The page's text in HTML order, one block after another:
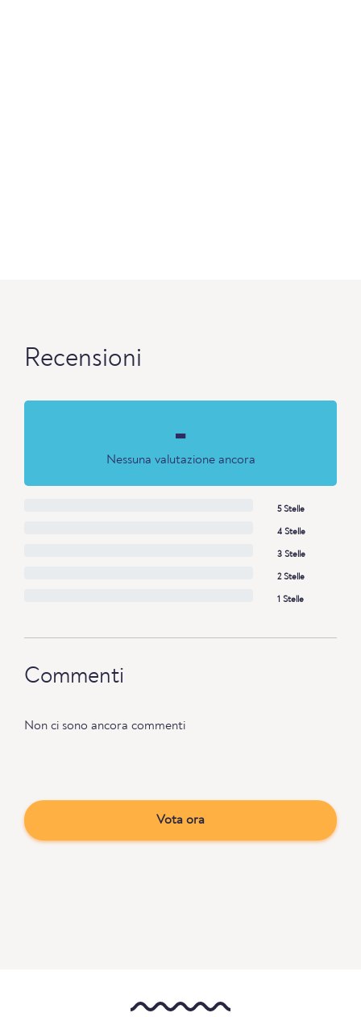
Recensioni
-
Nessuna valutazione ancora
5 Stelle
4 Stelle
3 Stelle
2 Stelle
1 Stelle
Commenti
Non ci sono ancora commenti
Vota ora